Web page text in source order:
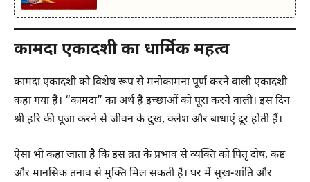
कामदा एकादशी का धार्मिक महत्व
कामदा एकादशी को विशेष रूप से मनोकामना पूर्ण करने वाली एकादशी
कहा गया है। “कामदा” का अर्थ है इच्छाओं को पूरा करने वाली। इस दिन
श्री हरि की पूजा करने से जीवन के दुख, क्लेश और बाधाएं दूर होती हैं।
ऐसा भी कहा जाता है कि इस व्रत के प्रभाव से व्यक्ति को पितृ दोष, कष्ट
और मानसिक तनाव से मुक्ति मिल सकती है। घर में सुख-शांति और